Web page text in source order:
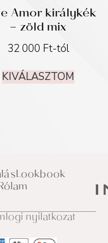
Amor királykék
– zöld mix
32 000 Ft-tól
KIVÁLASZTOM
Lookbook
Jogi nyilatkozat